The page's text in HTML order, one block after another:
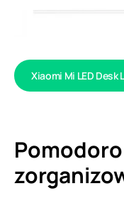
Xiaomi Mi LED Desk